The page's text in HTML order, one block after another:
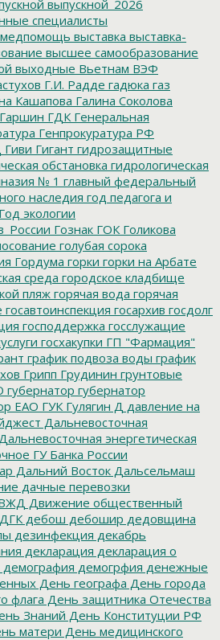
выпускной_2026
специалисты
выставка выставка-
высшее самообразование
выходные Вьетнам ВЭФ
Г.И. Радде гадюка газ
Кашапова Галина Соколова
Гаршин ГДК Генеральная
Генпрокуратура РФ
Гиви Гигант гидрозащитные
обстановка гидрологическая
№ 1 главный федеральный
наследия год педагога и
Год экологии
Гознак ГОК Голикова
голубая сорока
Гордума горки горки на Арбате
среда городское кладбище
пляж горячая вода горячая
госавтоинспекция госархив госдолг
господдержка госслужащие
госхакупки ГП "Фармация"
график подвоза воды график
Грипп Грудинин грунтовые
губернатор губернатор
ЕАО ГУК Гулягин Д давление на
Дальневосточная
Дальневосточная энергетическая
ГУ Банка России
Дальний Восток Дальсельмаш
дачные перевозки
Движение общественный
ДГК дебош дебошир дедовщина
дезинфекция декабрь
декларация декларация о
демография демогрфия денежные
День географа День города
флага День защитника Отечества
Знаний День Конституции РФ
матери День медицинского